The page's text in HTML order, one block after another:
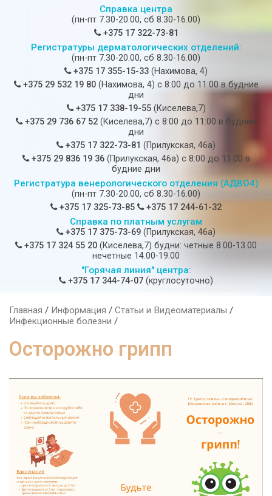
Справка центра
(пн-пт 7.30-20.00, сб 8.30-16.00)
+375 17 322-73-81
Регистратуры дерматологических отделений:
(пн-пт 7.30-20.00, сб 8.30-16.00)
+375 17 355-15-33 (Нахимова, 4)
+375 29 532 19 80(Нахимова, 4) c 8:00 до 11:00 в будние
дни
+375 17 338-19-55(Киселева,7)
+375 29 736 67 52 (Киселева,7) c 8:00 до 11:00 в будние
дни
+375 17 322-73-81 (Прилукская, 46а)
+375 29 836 19 36(Прилукская, 46а) c 8:00 до 11:00 в
будние дни
Регистратура венерологического отделения (АДВО4)
(пн-пт 7.30-20.00, сб 8.30-16.00)
+375 17 325-73-85
+375 17 244-61-32
Справка по платным услугам
+375 17 375-73-69 (Прилукская, 46а)
+375 17 324 55 20 (Киселева,7) будни: четные 8.00-13.00
нечетные 14.00-19.00
"Горячая линия" центра:
+375 17 344-74-07 (круглосуточно)
Главная / Информация / Статьи и Видеоматериалы /
Инфекционные болезни /
Осторожно грипп